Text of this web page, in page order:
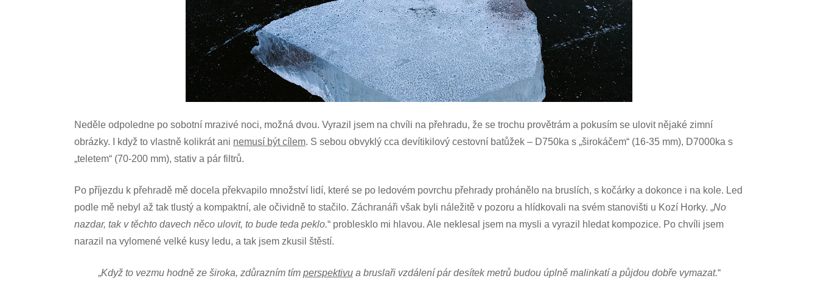
Neděle odpoledne po sobotní mrazivé noci, možná dvou. Vyrazil jsem na chvíli na přehradu, že se trochu provětrám a pokusím se ulovit nějaké zimní
obrázky. I když to vlastně kolikrát ani nemusí být cílem. S sebou obvyklý cca devítikilový cestovní batůžek – D750ka s „širokáčem“ (16-35 mm), D7000ka s
„teletem“ (70-200 mm), stativ a pár filtrů.
Po příjezdu k přehradě mě docela překvapilo množství lidí, které se po ledovém povrchu přehrady prohánělo na bruslích, s kočárky a dokonce i na kole. Led
podle mě nebyl až tak tlustý a kompaktní, ale očividně to stačilo. Záchranáři však byli náležitě v pozoru a hlídkovali na svém stanovišti u Kozí Horky. „No
nazdar, tak v těchto davech něco ulovit, to bude teda peklo.“ problesklo mi hlavou. Ale neklesal jsem na mysli a vyrazil hledat kompozice. Po chvíli jsem
narazil na vylomené velké kusy ledu, a tak jsem zkusil štěstí.
„Když to vezmu hodně ze široka, zdůrazním tím perspektivua bruslaři vzdálení pár desítek metrů budou úplně malinkatí a půjdou dobře vymazat.“